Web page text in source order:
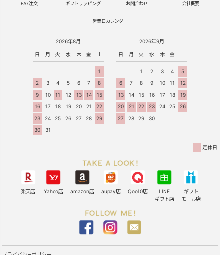
FAX注文 ギフトラッピング お問合わせ 会社概要
営業日カレンダー
2026年8月
日 月 火 水 木 金 土
1
2
3 4 5 6 7
8
9
10 11 12 13 14
15
16
17 18 19 20 21
22
23
24 25 26 27 28
29
30
31
2026年9月
日 月 火 水 木 金 土
1 2 3 4
5
6
7 8 9 10 11
12
13
14 15 16 17 18
19
20
21 22 23 24 25
26
27
28 29 30
定休日
楽天店 Yahoo店 amazon店 aupay店 Qoo10店
LINE
ギフト店
ギフト
モール店